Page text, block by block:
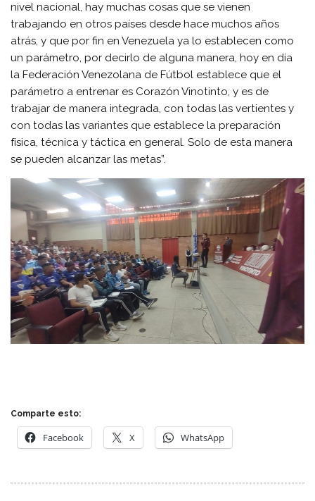
nivel nacional, hay muchas cosas que se vienen
trabajando en otros países desde hace muchos años
atrás, y que por fin en Venezuela ya lo establecen como
un parámetro, por decirlo de alguna manera, hoy en día
la Federación Venezolana de Fútbol establece que el
parámetro a entrenar es Corazón Vinotinto, y es de
trabajar de manera integrada, con todas las vertientes y
con todas las variantes que establece la preparación
física, técnica y táctica en general. Solo de esta manera
se pueden alcanzar las metas”.
Comparte esto:
Facebook X WhatsApp